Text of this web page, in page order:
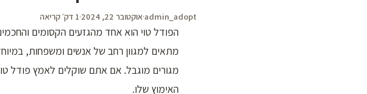
admin_adopt
·אוקטובר 22, 2024 ·1 דק׳ קריאה
הפודל טוי הוא אחד מהגזעים הקסומים
מתאים למגוון רחב של אנשים ומשפחות,
מגורים מוגבל. אם אתם שוקלים לאמץ פודל
האימוץ שלו.